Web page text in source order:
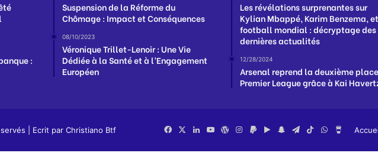
:
Suspension de la Réforme du
Chômage : Impact et Conséquences
08/10/2023
Véronique Trillet-Lenoir : Une Vie
Dédiée à la Santé et à l’Engagement
Européen
Les révélations surprenantes sur
Kylian Mbappé, Karim Benzema,
football mondial : décryptage des
dernières actualités
12/28/2024
Arsenal reprend la deuxième
Premier League grâce à Kai
| Ecrit par Christiano Btf FacebookLinkedinYouTubeWordPress
Instagram
PayPalGoogleSnapchat
Telegram
TikTokWhatsApp
Buy